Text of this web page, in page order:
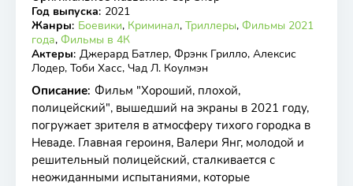
Год выпуска: 2021
Жанры: Боевики, Криминал, Триллеры, Фильмы 2021
года, Фильмы в 4К
Актеры: Джерард Батлер, Фрэнк Грилло, Алексис
Лодер, Тоби Хасс, Чад Л. Коулмэн
Описание: Фильм "Хороший, плохой,
полицейский", вышедший на экраны в 2021 году,
погружает зрителя в атмосферу тихого городка в
Неваде. Главная героиня, Валери Янг, молодой и
решительный полицейский, сталкивается с
неожиданными испытаниями, которые